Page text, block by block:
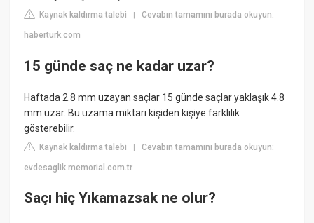
Kaynak kaldırma talebi |Cevabın tamamını burada okuyun:
haberturk.com
15 günde saç ne kadar uzar?
Haftada 2.8 mm uzayan saçlar 15 günde saçlar yaklaşık 4.8
mm uzar. Bu uzama miktarı kişiden kişiye farklılık
gösterebilir.
Kaynak kaldırma talebi |Cevabın tamamını burada okuyun:
evdesaglik.memorial.com.tr
Saçı hiç Yıkamazsak ne olur?